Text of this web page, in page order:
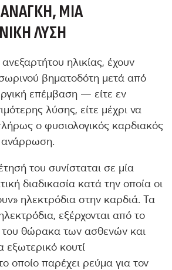
ΜΊΑ
ΛΎΣΗ
ηλικίας, έχουν
βηματοδότη μετά από
επέμβαση — είτε εν
λύσης, είτε μέχρι να
ο φυσιολογικός καρδιακός
ανάρρωση.
του συνίσταται σε μία
διαδικασία κατά την οποία οι
ηλεκτρόδια στην καρδιά. Τα
εξέρχονται από το
του θώρακα των ασθενών και
εξωτερικό κουτί
οποίο παρέχει ρεύμα για τον